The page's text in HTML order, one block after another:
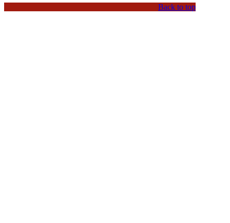
Back to top